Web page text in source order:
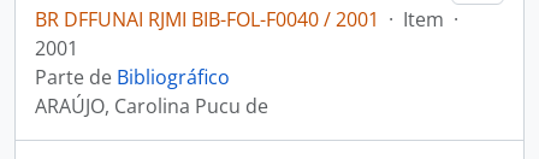
BR DFFUNAI RJMI BIB-FOL-F0040 / 2001 · Item ·
2001
Parte de Bibliográfico
ARAÚJO, Carolina Pucu de